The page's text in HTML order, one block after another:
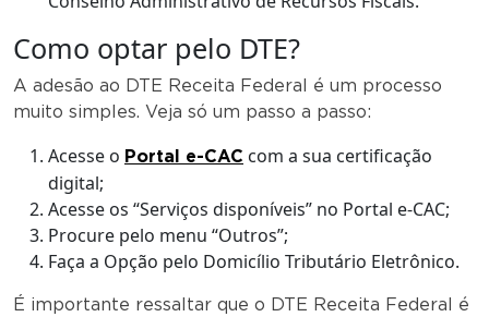
Como optar pelo DTE?
A adesão ao DTE Receita Federal é um processo
muito simples. Veja só um passo a passo:
Acesse o Portal e-CAC com a sua certificação
digital;
Acesse os “Serviços disponíveis” no Portal e-CAC;
Procure pelo menu “Outros”;
Faça a Opção pelo Domicílio Tributário Eletrônico.
É importante ressaltar que o DTE Receita Federal é